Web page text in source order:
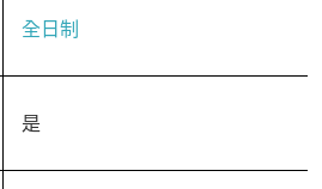
全日制
是